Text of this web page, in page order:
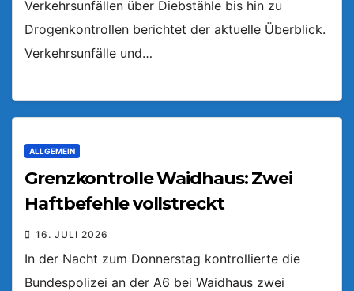
Verkehrsunfällen über Diebstähle bis hin zu
Drogenkontrollen berichtet der aktuelle Überblick.
Verkehrsunfälle und…
ALLGEMEIN
Grenzkontrolle Waidhaus: Zwei
Haftbefehle vollstreckt
16. JULI 2026
In der Nacht zum Donnerstag kontrollierte die
Bundespolizei an der A6 bei Waidhaus zwei